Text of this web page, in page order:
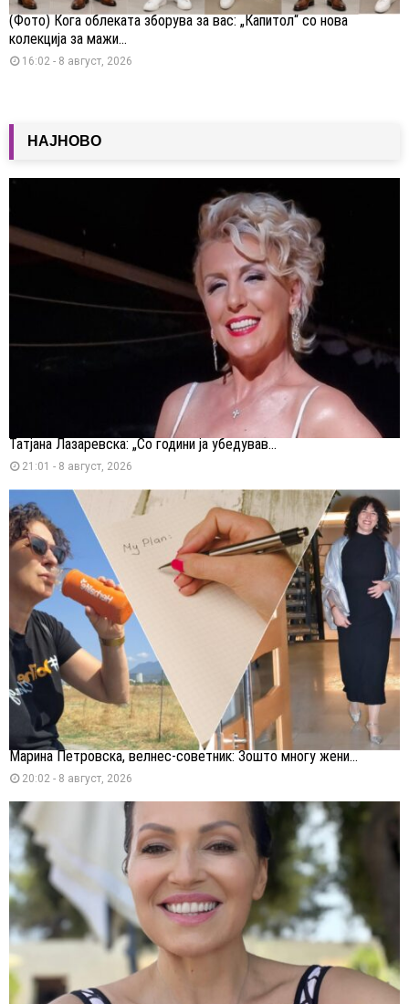
(Фото) Кога облеката зборува за вас: „Капитол“ со нова
колекција за мажи...
16:02 - 8 август, 2026
НАЈНОВО
Татјана Лазаревска: „Со години ја убедував...
21:01 - 8 август, 2026
Марина Петровска, велнес-советник: Зошто многу жени...
20:02 - 8 август, 2026